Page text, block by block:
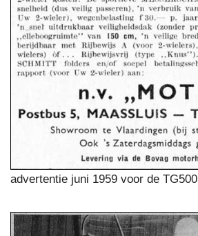
advertentie juni 1959 voor de TG500